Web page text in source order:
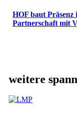
HOF baut Präsenz
Partnerschaft mit
weitere